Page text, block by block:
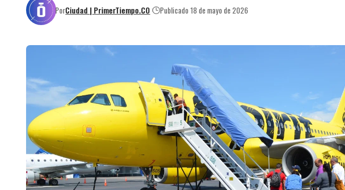
PorCiudad | PrimerTiempo.CO Publicado 18 de mayo de 2026